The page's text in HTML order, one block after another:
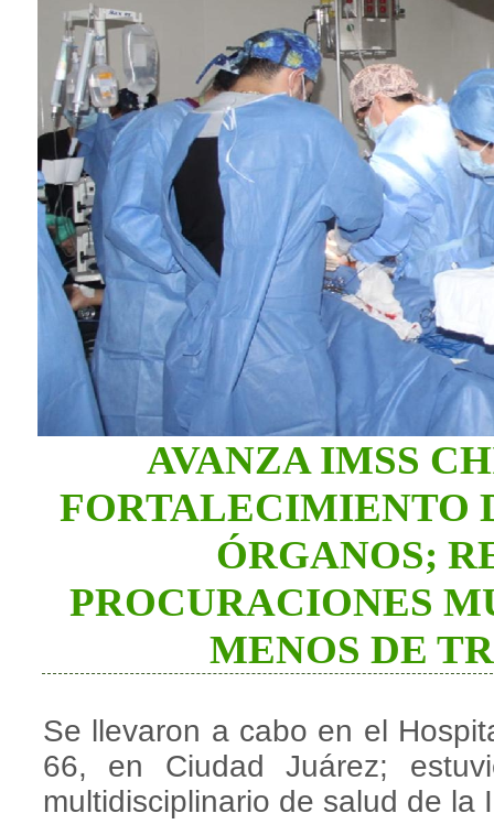
AVANZA IMSS
FORTALECIMIENTO
ÓRGANOS;
PROCURACIONES
MENOS DE
Se llevaron a cabo en el
66, en Ciudad Juárez;
multidisciplinario de salud de la